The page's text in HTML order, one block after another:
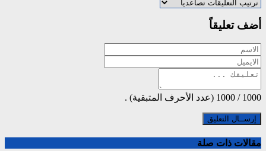
أضف تعليقاً
1000
/
1000 (عدد الأحرف المتبقية) .
مقالات ذات صلة